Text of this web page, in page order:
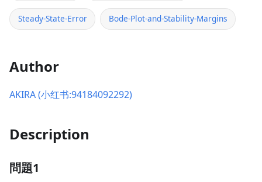
Steady-State-Error Bode-Plot-and-Stability-Margins
Author
AKIRA (小红书:94184092292)
Description
問題1